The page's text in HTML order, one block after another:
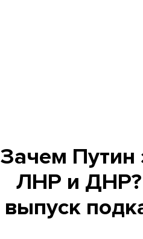
Зачем Путин
ЛНР и ДНР?
выпуск